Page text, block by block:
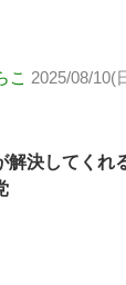
こ 2025/08/10(
解決してくれ